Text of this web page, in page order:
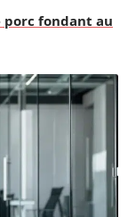
porc fondant au